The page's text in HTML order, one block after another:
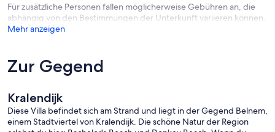
Für zusätzliche Personen fallen möglicherweise Gebühren an, die
abhängig von den Bestimmungen der Unterkunft variieren können.
Mehr anzeigen
Zur Gegend
Kralendijk
Diese Villa befindet sich am Strand und liegt in der Gegend Belnem,
einem Stadtviertel von Kralendijk. Die schöne Natur der Region